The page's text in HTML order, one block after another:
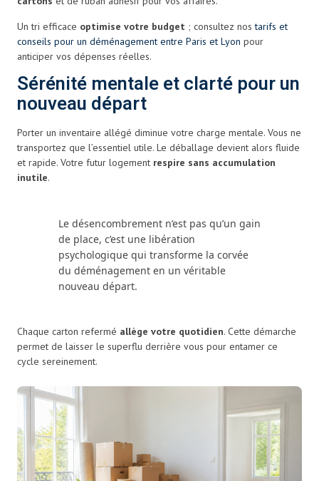
Un tri efficace optimise votre budget ; consultez nostarifs et
conseils pour un déménagement entre Paris et Lyon pour
anticiper vos dépenses réelles.
Sérénité mentale et clarté pour un
nouveau départ
Porter un inventaire allégé diminue votre charge mentale. Vous ne
transportez que l’essentiel utile. Le déballage devient alors fluide
et rapide. Votre futur logement respire sans accumulation
inutile.
Le désencombrement n’est pas qu’un gain
de place, c’est une libération
psychologique qui transforme la corvée
du déménagement en un véritable
nouveau départ.
Chaque carton refermé allège votre quotidien. Cette démarche
permet de laisser le superflu derrière vous pour entamer ce
cycle sereinement.